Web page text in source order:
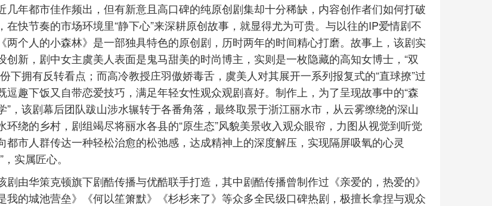
几年都市佳作频出，但有新意且高口碑的纯原创剧集却十分稀缺，内容创作者们如何打破
在快节奏的市场环境里“静下心”来深耕原创故事，就显得尤为可贵。与以往的IP爱情剧不
两个人的小森林》是一部独具特色的原创剧，历时两年的时间精心打磨。故事上，该剧实
创新，剧中女主虞美人表面是鬼马甜美的时尚博主，实则是一枚隐藏的高知女博士，“双
下拥有反转看点；而高冷教授庄羽傲娇毒舌，虞美人对其展开一系列报复式的“直球撩”过
逗趣下饭又自带恋爱技巧，满足年轻女性观众观剧喜好。制作上，为了呈现故事中的“森
”，该剧幕后团队跋山涉水辗转于各番角落，最终取景于浙江丽水市，从云雾缭绕的深山
环绕的乡村，剧组竭尽将丽水各县的“原生态”风貌美景收入观众眼帘，力图从视觉到听觉
都市人群传达一种轻松治愈的松弛感，达成精神上的深度解压，实现隔屏吸氧的心灵
，实属匠心。
剧由华策克顿旗下剧酷传播与优酷联手打造，其中剧酷传播曾制作过《亲爱的，热爱的》
我的城池营垒》《何以笙箫默》《杉杉来了》等众多全民级口碑热剧，极擅长拿捏与观众